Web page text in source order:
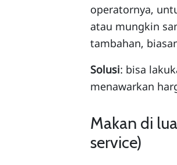
operatornya,
atau mungkin
tambahan,
Solusi: bisa
menawarkan
Makan di
service)